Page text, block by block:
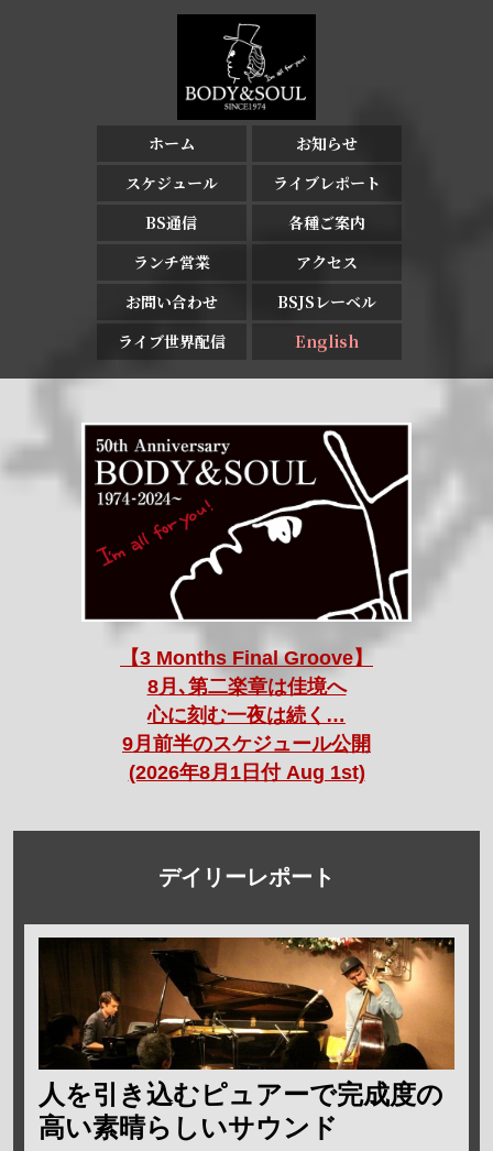
ホーム
お知らせ
スケジュール
ライブレポート
BS通信
各種ご案内
ランチ営業
アクセス
お問い合わせ
BSJSレーベル
ライブ世界配信
English
【3 Months Final Groove】
8月､第二楽章は佳境へ
心に刻む一夜は続く…
9月前半のスケジュール公開
(2026年8月1日付 Aug 1st)
デイリーレポート
人を引き込むピュアーで完成度の
高い素晴らしいサウンド